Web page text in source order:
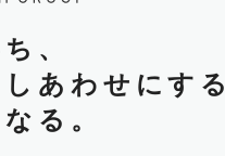
、
あわせにする
る。